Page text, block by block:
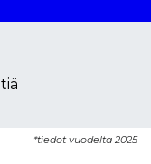
*tiedot vuodelta 2025